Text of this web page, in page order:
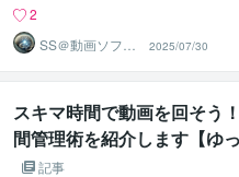
2
SS＠動画ソフト
ウェアエンジニ
ア
2025/07/30
スキマ時間で動画を回そう
間管理術を紹介します【ゆ
記事